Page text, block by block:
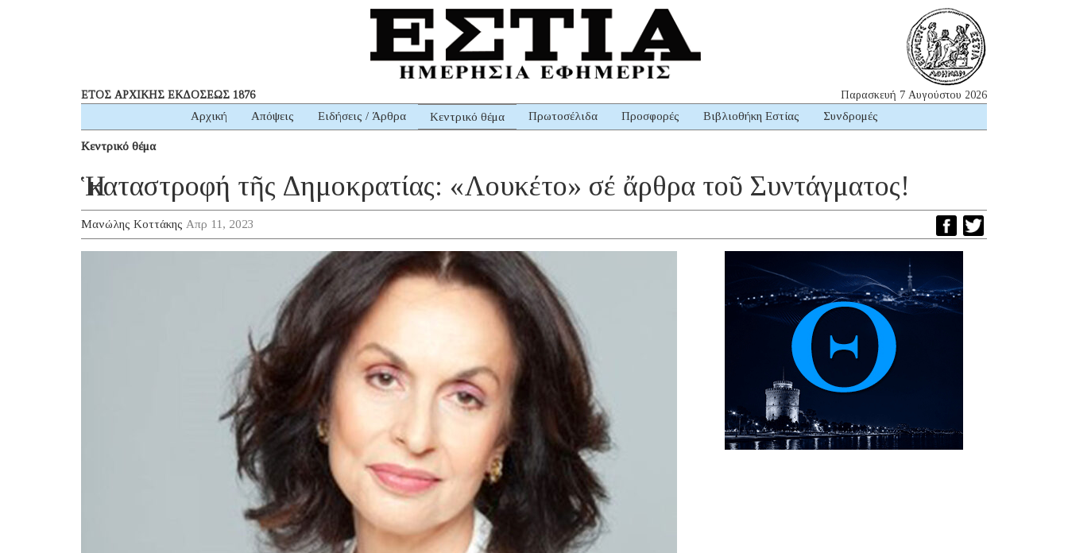
ΕΤΟΣ ΑΡΧΙΚΗΣ ΕΚΔΟΣΕΩΣ 1876 Παρασκευή 7 Αυγούστου 2026
Αρχική Απόψεις Ειδήσεις / Άρθρα Κεντρικό θέμα Πρωτοσέλιδα Προσφορές Βιβλιοθήκη Εστίας Συνδρομές
Κεντρικό θέμα
Ἡ καταστροφή τῆς Δημοκρατίας: «Λουκέτο» σέ ἄρθρα τοῦ Συντάγματος!
Μανώλης Κοττάκης Απρ 11, 2023